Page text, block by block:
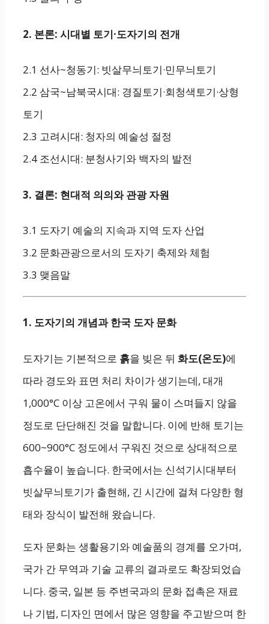
2. 본론: 시대별 토기·도자기의 전개
2.1 선사~청동기: 빗살무늬토기·민무늬토기
2.2 삼국~남북국시대: 경질토기·회청색토기·상형
토기
2.3 고려시대: 청자의 예술성 절정
2.4 조선시대: 분청사기와 백자의 발전
3. 결론: 현대적 의의와 관광 자원
3.1 도자기 예술의 지속과 지역 도자 산업
3.2 문화관광으로서의 도자기 축제와 체험
3.3 맺음말
1. 도자기의 개념과 한국 도자 문화
도자기는 기본적으로 흙을 빚은 뒤 화도(온도)에
따라 경도와 표면 처리 차이가 생기는데, 대개
1,000°C 이상 고온에서 구워 물이 스며들지 않을
정도로 단단해진 것을 말합니다. 이에 반해 토기는
600~900°C 정도에서 구워진 것으로 상대적으로
흡수율이 높습니다. 한국에서는 신석기시대부터
빗살무늬토기가 출현해, 긴 시간에 걸쳐 다양한 형
태와 장식이 발전해 왔습니다.
도자 문화는 생활용기와 예술품의 경계를 오가며,
국가 간 무역과 기술 교류의 결과로도 확장되었습
니다. 중국, 일본 등 주변국과의 문화 접촉은 재료
나 기법, 디자인 면에서 많은 영향을 주고받으며 한